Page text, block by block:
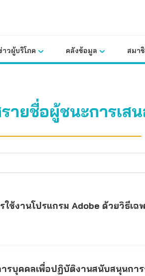
าวผู้บริโภค คลังข้อมูล สมา
ายชื่อผู้ชนะการเส
ช้งานโปรแกรม Adobe ด้วยวิธีเฉ
รบุคคลเพื่อปฏิบัติงานสนับสนุนกา